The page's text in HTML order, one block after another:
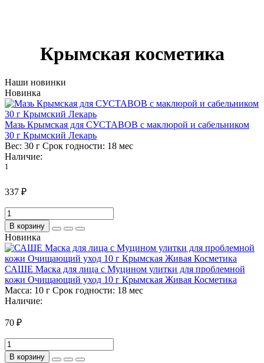
Крымская косметика
Наши новинки
Новинка
Мазь Крымская для СУСТАВОВ с маклюрой и сабельником
30 г Крымский Лекарь
Вес: 30 г Срок годности: 18 мес
Наличие:
1
337 ₽
В корзину
Новинка
САШЕ Маска для лица с Муцином улитки для проблемной
кожи Очищающий уход 10 г Крымская Живая Косметика
Масса: 10 г Срок годности: 18 мес
Наличие:
70 ₽
В корзину